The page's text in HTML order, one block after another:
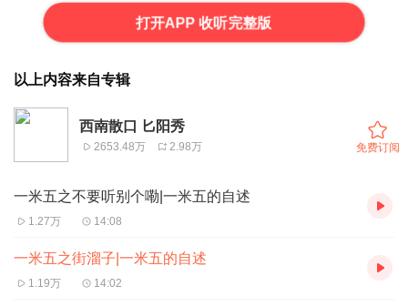
打开APP 收听完整版
以上内容来自专辑
西南散口 匕阳秀
2653.48万 2.98万 免费订阅
一米五之不要听别个嘞|一米五的自述
1.27万 14:08
一米五之街溜子|一米五的自述
1.19万 14:02